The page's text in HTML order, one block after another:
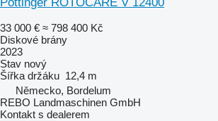
33 000 € ≈ 798 400 Kč
Diskové brány
2023
Stav nový
Šířka držáku 12,4 m
Německo, Bordelum
REBO Landmaschinen GmbH
Kontakt s dealerem